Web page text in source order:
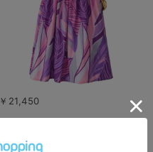
￥21,450